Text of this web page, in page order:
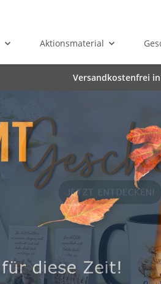
Aktionsmaterial
Versandkostenfrei in